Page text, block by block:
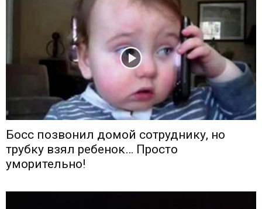
Босс позвонил домой сотруднику, но
трубку взял ребенок… Просто
уморительно!